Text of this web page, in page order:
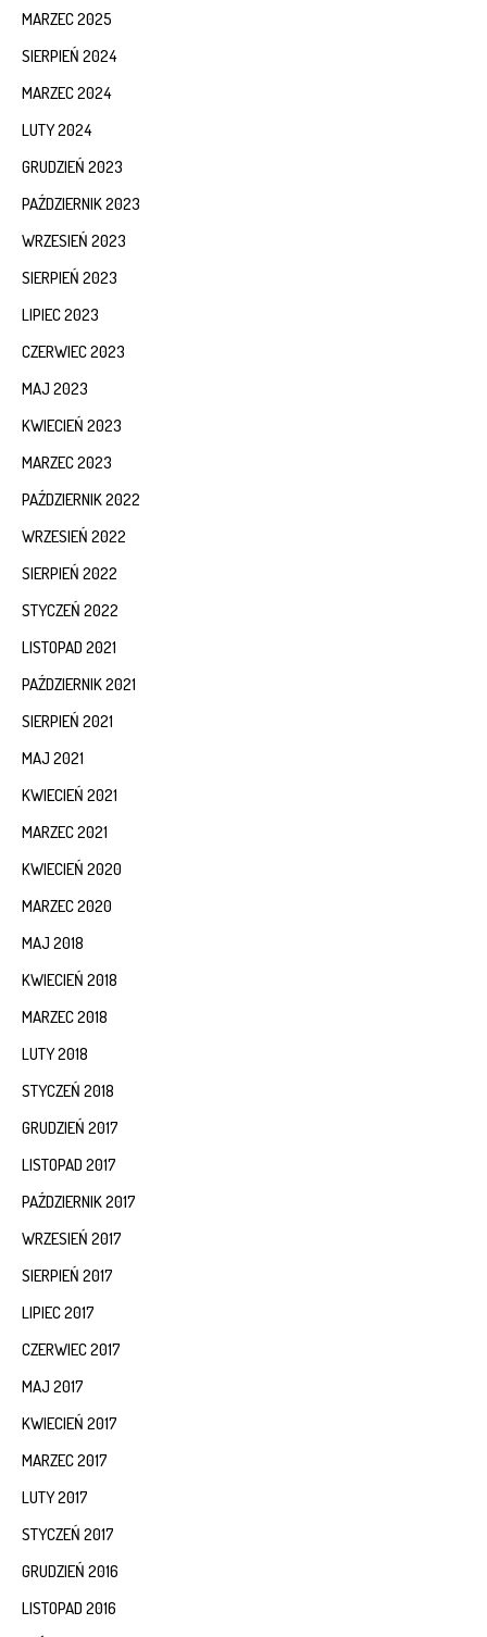
MARZEC 2025
SIERPIEŃ 2024
MARZEC 2024
LUTY 2024
GRUDZIEŃ 2023
PAŹDZIERNIK 2023
WRZESIEŃ 2023
SIERPIEŃ 2023
LIPIEC 2023
CZERWIEC 2023
MAJ 2023
KWIECIEŃ 2023
MARZEC 2023
PAŹDZIERNIK 2022
WRZESIEŃ 2022
SIERPIEŃ 2022
STYCZEŃ 2022
LISTOPAD 2021
PAŹDZIERNIK 2021
SIERPIEŃ 2021
MAJ 2021
KWIECIEŃ 2021
MARZEC 2021
KWIECIEŃ 2020
MARZEC 2020
MAJ 2018
KWIECIEŃ 2018
MARZEC 2018
LUTY 2018
STYCZEŃ 2018
GRUDZIEŃ 2017
LISTOPAD 2017
PAŹDZIERNIK 2017
WRZESIEŃ 2017
SIERPIEŃ 2017
LIPIEC 2017
CZERWIEC 2017
MAJ 2017
KWIECIEŃ 2017
MARZEC 2017
LUTY 2017
STYCZEŃ 2017
GRUDZIEŃ 2016
LISTOPAD 2016